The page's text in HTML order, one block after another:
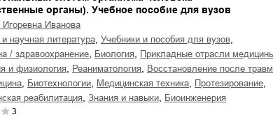
органы). Учебное пособие для вузов
Игоревна Иванова
и научная литература
учебники и пособия для вузов
/ здравоохранение биология
прикладные отрасли
и физиология
реаниматология
восстановление после
биотехнологии медицинская техника протезирование
реабилитация знания и навыки биоинженерия
3